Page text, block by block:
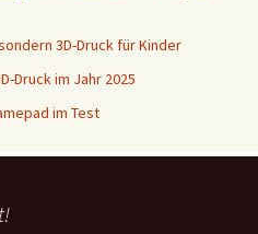
3D-Druck für Kinder
Druck im Jahr 2025
im Test